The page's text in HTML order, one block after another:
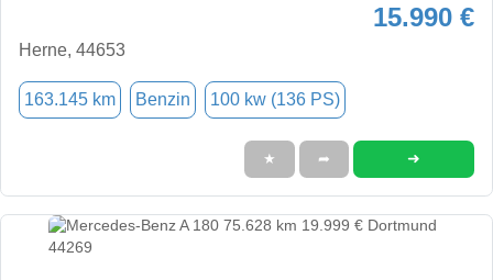
15.990 €
Herne, 44653
163.145 km Benzin 100 kw (136 PS)
★ ➦ ➜